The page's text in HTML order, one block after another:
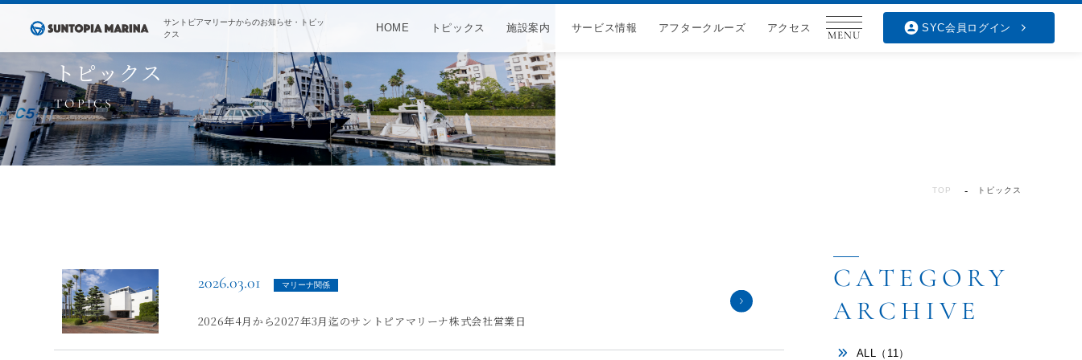
サントピアマリーナからのお知らせ・トピッ
クス
ビ
シ
ョ
ン
HOME トピックス 施設案内 サービス情報 アフタークルーズ アクセス
MENU
SYC会員ログイン
トピックス
TOP トピックス
2026.03.01 マリーナ関係
2026年4月から2027年3月迄のサントピアマリーナ株式会社営業日
ALL（11）